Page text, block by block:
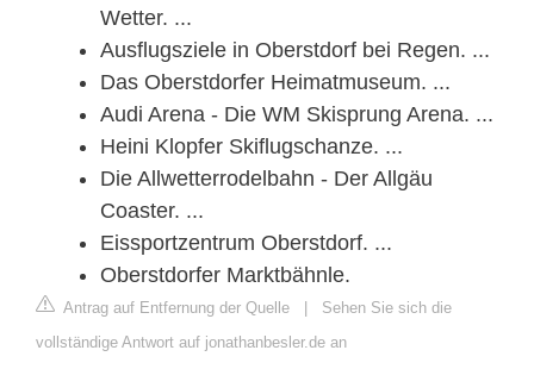
Wetter. ...
Ausflugsziele in Oberstdorf bei Regen. ...
Das Oberstdorfer Heimatmuseum. ...
Audi Arena - Die WM Skisprung Arena. ...
Heini Klopfer Skiflugschanze. ...
Die Allwetterrodelbahn - Der Allgäu
Coaster. ...
Eissportzentrum Oberstdorf. ...
Oberstdorfer Marktbähnle.
Antrag auf Entfernung der Quelle | Sehen Sie sich die
vollständige Antwort auf jonathanbesler.de an